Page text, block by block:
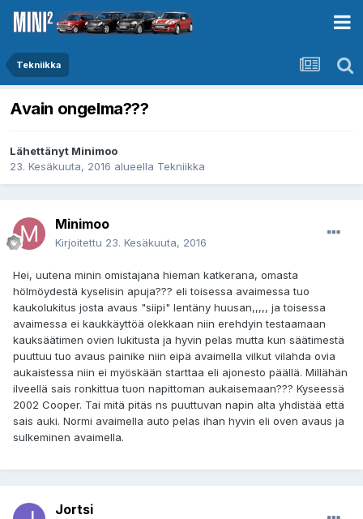
Tekniikka
Avain ongelma???
Lähettänyt Minimoo
23. Kesäkuuta, 2016 alueella Tekniikka
Minimoo
Kirjoitettu 23. Kesäkuuta, 2016
Hei, uutena minin omistajana hieman katkerana, omasta
hölmöydestä kyselisin apuja??? eli toisessa avaimessa tuo
kaukolukitus josta avaus "siipi" lentäny huusan,,,,, ja toisessa
avaimessa ei kaukkäyttöä olekkaan niin erehdyin testaamaan
kauksäätimen ovien lukitusta ja hyvin pelas mutta kun säätimestä
puuttuu tuo avaus painike niin eipä avaimella vilkut vilahda ovia
aukaistessa niin ei myöskään starttaa eli ajonesto päällä. Millähän
ilveellä sais ronkittua tuon napittoman aukaisemaan??? Kyseessä
2002 Cooper. Tai mitä pitäs ns puuttuvan napin alta yhdistää että
sais auki. Normi avaimella auto pelas ihan hyvin eli oven avaus ja
sulkeminen avaimella.
Jortsi